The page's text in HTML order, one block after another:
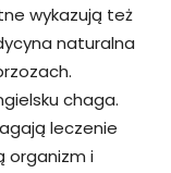
wykazują też
naturalna
chaga.
leczenie
organizm i